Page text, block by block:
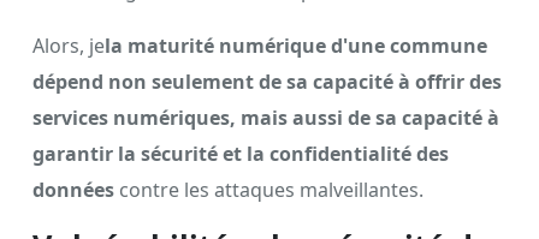
Alors, jela maturité numérique d'une commune
dépend non seulement de sa capacité à offrir des
services numériques, mais aussi de sa capacité à
garantir la sécurité et la confidentialitédes
données contre les attaques malveillantes.